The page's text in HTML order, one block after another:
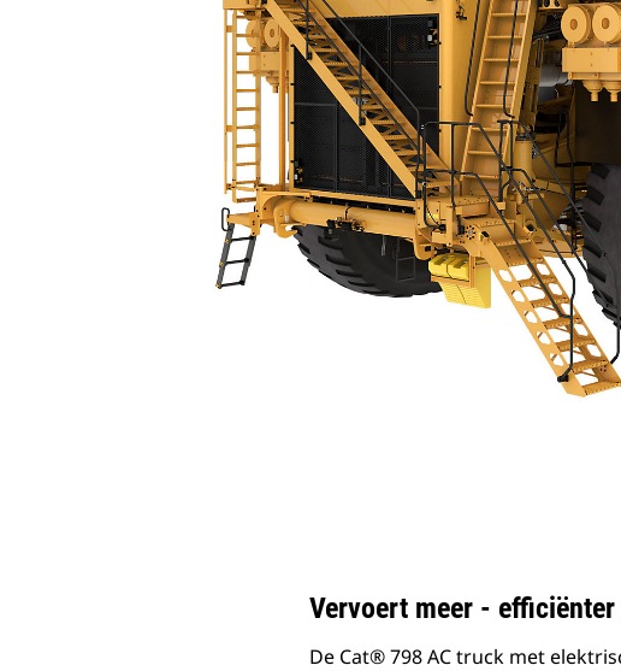
Vervoert meer -
De Cat® 798 AC truck met